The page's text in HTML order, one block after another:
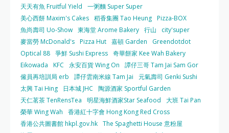
天天有魚 Fruitful Yield
一粥麵 Super Super
美心西餅 Maxim's Cakes 稻香集團 Tao Heung Pizza-BOX
魚尚壽司 Uo-Show 東海堂 Arome Bakery 行山
city'super
麥當勞 McDonald's Pizza Hut 嘉頓 Garden
Greendotdot
Optical 88 爭鮮 Sushi Express 奇華餅家 Kee Wah Bakery
Eikowada
KFC 永安百貨 Wing On
譚仔三哥 Tam Jai Sam Gor
僱員再培訓局 erb
譚仔雲南米線 Tam Jai
元氣壽司 Genki Sushi
太興 Tai Hing
日本城 JHC
陶源酒家 Sportful Garden
天仁茗茶 TenRensTea
明星海鮮酒家Star Seafood
大班 Tai Pan
榮華 Wing Wah
香港紅十字會 Hong Kong Red Cross
香港公共圖書館 hkpl.gov.hk The Spaghetti House 意粉屋